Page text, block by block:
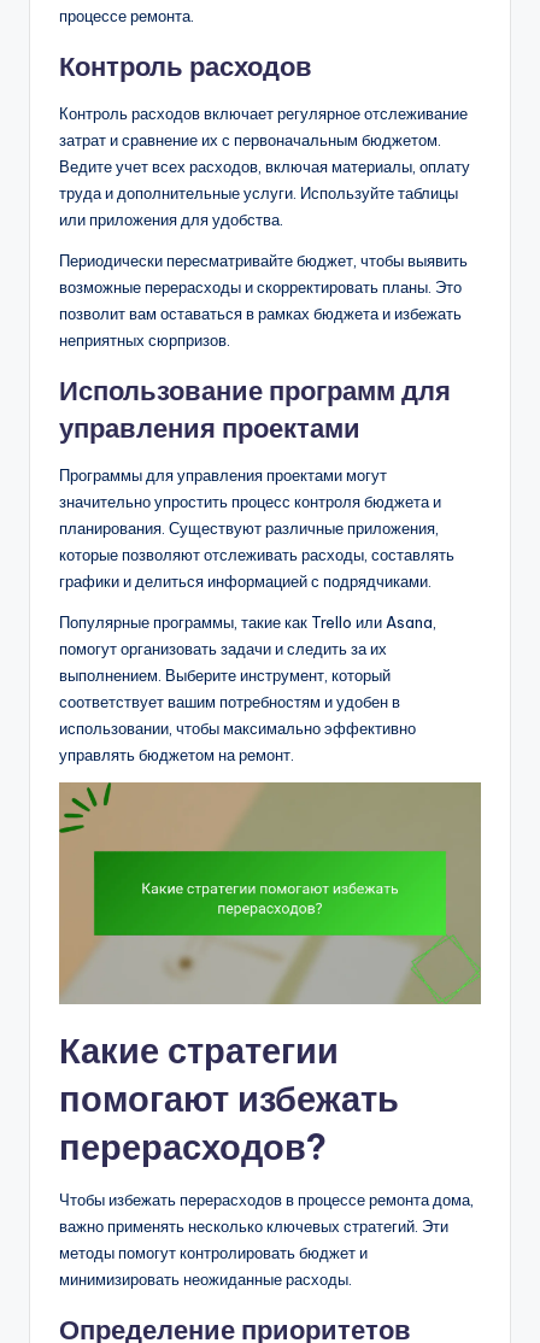
процессе ремонта.
Контроль расходов
Контроль расходов включает регулярное отслеживание
затрат и сравнение их с первоначальным бюджетом.
Ведите учет всех расходов, включая материалы, оплату
труда и дополнительные услуги. Используйте таблицы
или приложения для удобства.
Периодически пересматривайте бюджет, чтобы выявить
возможные перерасходы и скорректировать планы. Это
позволит вам оставаться в рамках бюджета и избежать
неприятных сюрпризов.
Использование программ для
управления проектами
Программы для управления проектами могут
значительно упростить процесс контроля бюджета и
планирования. Существуют различные приложения,
которые позволяют отслеживать расходы, составлять
графики и делиться информацией с подрядчиками.
Популярные программы, такие как Trello или Asana,
помогут организовать задачи и следить за их
выполнением. Выберите инструмент, который
соответствует вашим потребностям и удобен в
использовании, чтобы максимально эффективно
управлять бюджетом на ремонт.
Какие стратегии
помогают избежать
перерасходов?
Чтобы избежать перерасходов в процессе ремонта дома,
важно применять несколько ключевых стратегий. Эти
методы помогут контролировать бюджет и
минимизировать неожиданные расходы.
Определение приоритетов